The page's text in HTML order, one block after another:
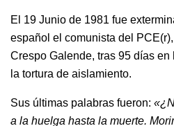
El 19 Junio de 1981 fue
español el comunista del
Crespo Galende, tras 95 días
la tortura de aislamiento.
Sus últimas palabras fueron:
a la huelga hasta la muerte.